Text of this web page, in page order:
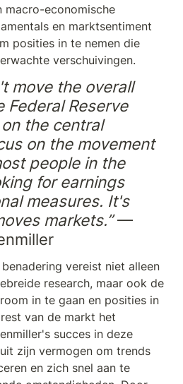
macro-economische
en marktsentiment
posities in te nemen die
verschuivingen.
move the overall
Federal Reserve
the central
on the movement
people in the
for earnings
measures. It's
markets.” —
vereist niet alleen
research, maar ook de
in te gaan en posities in
van de markt het
succes in deze
zijn vermogen om trends
en zich snel aan te